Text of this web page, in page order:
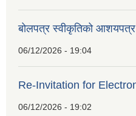
बोलपत्र स्वीकृतिको आशयपत्र
06/12/2026 - 19:04
Re-Invitation for
06/12/2026 - 19:02